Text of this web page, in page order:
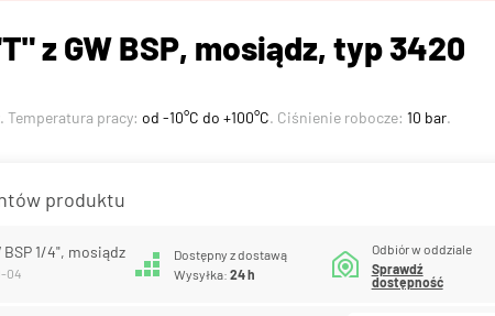
z GW BSP, mosiądz, typ 3420
. Temperatura pracy: od -10°C do +100°C. Ciśnienie robocze: 10 bar.
produktu
BSP 1/4", mosiądz
04
Dostępny z dostawą
Wysyłka:24 h
Odbiór w oddziale
Sprawdź
dostępność